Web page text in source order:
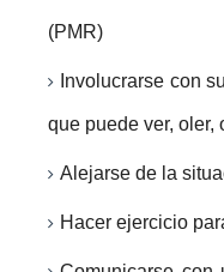
(PMR)
Involucrarse con
que puede ver, oler,
Alejarse de la
Hacer ejercicio